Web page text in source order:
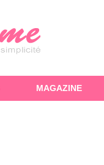
MAGAZINE